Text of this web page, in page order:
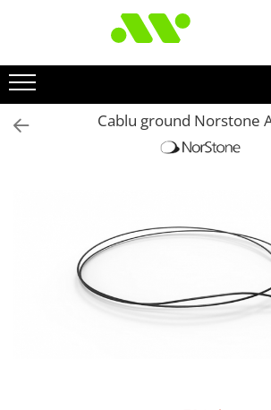
Cablu ground Norstone